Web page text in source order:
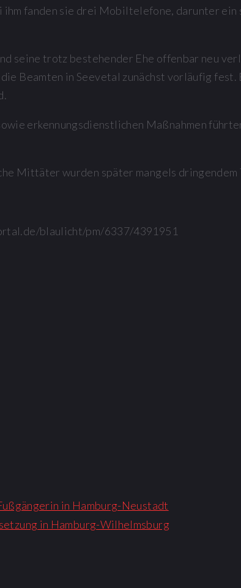
fanden sie drei Mobiltelefone, darunter ein
seine trotz bestehender Ehe offenbar neu
Beamten in Seevetal zunächst vorläufig
erkennungsdienstlichen Maßnahmen
Mittäter wurden später mangels
blaulicht/pm/6337/4391951
in Hamburg-Neustadt
in Hamburg-Wilhelmsburg